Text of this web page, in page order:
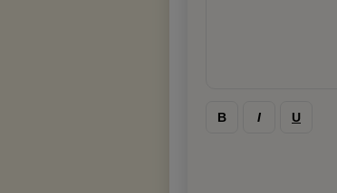
B I U